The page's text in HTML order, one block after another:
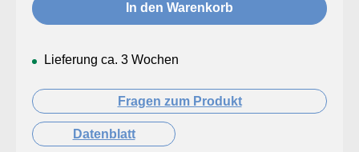
In den Warenkorb
Lieferung ca. 3 Wochen
Fragen zum Produkt
Datenblatt